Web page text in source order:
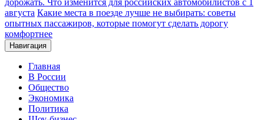
дорожать. Что изменится для российских автомобилистов с 1
августа Какие места в поезде лучше не выбирать: советы
опытных пассажиров, которые помогут сделать дорогу
комфортнее
Навигация
Главная
В России
Общество
Экономика
Политика